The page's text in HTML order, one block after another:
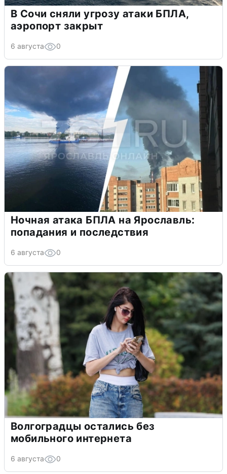
В Сочи сняли угрозу атаки БПЛА,
аэропорт закрыт
6 августа 0
Ночная атака БПЛА на Ярославль:
попадания и последствия
6 августа 0
Волгоградцы остались без
мобильного интернета
6 августа 0